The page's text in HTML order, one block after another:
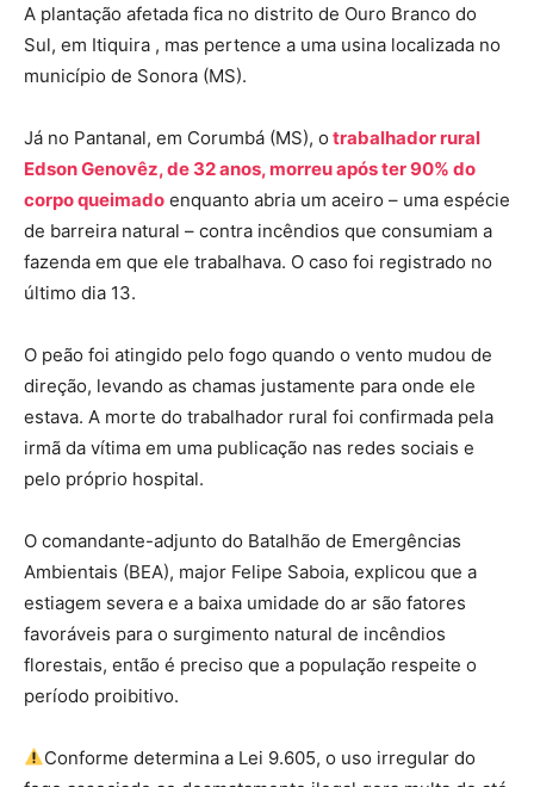
A plantação afetada fica no distrito de Ouro Branco do
Sul, em Itiquira , mas pertence a uma usina localizada no
município de Sonora (MS).
Já no Pantanal, em Corumbá (MS), o trabalhador rural
Edson Genovêz, de 32 anos, morreu após ter 90% do
corpo queimado enquanto abria um aceiro – uma espécie
de barreira natural – contra incêndios que consumiam a
fazenda em que ele trabalhava. O caso foi registrado no
último dia 13.
O peão foi atingido pelo fogo quando o vento mudou de
direção, levando as chamas justamente para onde ele
estava. A morte do trabalhador rural foi confirmada pela
irmã da vítima em uma publicação nas redes sociais e
pelo próprio hospital.
O comandante-adjunto do Batalhão de Emergências
Ambientais (BEA), major Felipe Saboia, explicou que a
estiagem severa e a baixa umidade do ar são fatores
favoráveis para o surgimento natural de incêndios
florestais, então é preciso que a população respeite o
período proibitivo.
Conforme determina a Lei 9.605, o uso irregular do